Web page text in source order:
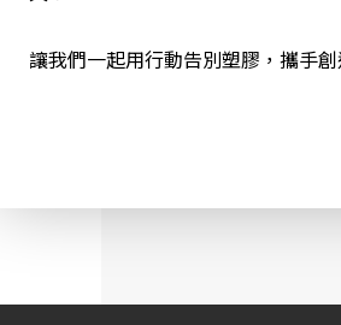
讓我們一起用行動告別塑膠，攜手創